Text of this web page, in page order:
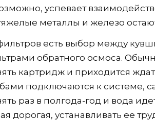
успевает
металлы и железо
есть выбор между
обратного осмоса.
картридж и приходится
подключаются к системе,
раз в полгода-год и вода
дорогая, устанавливать ее